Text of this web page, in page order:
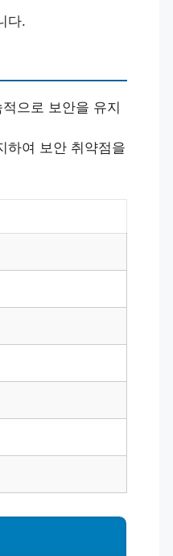
다.
으로 보안을 유지
하여 보안 취약점을